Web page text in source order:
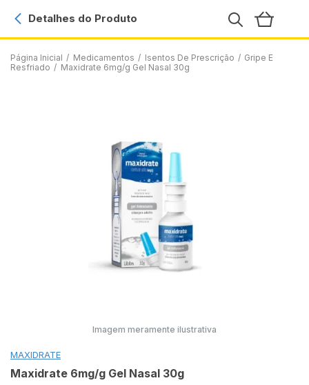
Página Inicial / Medicamentos / Isentos De Prescrição / Gripe E
Resfriado / Maxidrate 6mg/g Gel Nasal 30g
Detalhes do Produto
Imagem meramente ilustrativa
MAXIDRATE
Maxidrate 6mg/g Gel Nasal 30g